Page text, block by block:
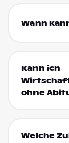
Wann
Kann ich
ohne
Welche